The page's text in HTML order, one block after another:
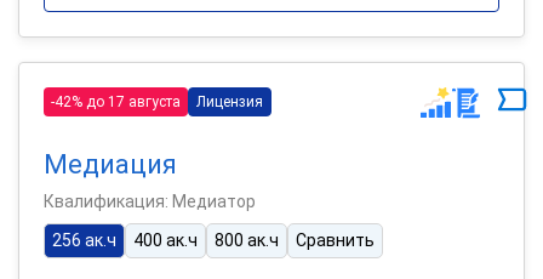
-42% до 17 августа Лицензия
Медиация
Квалификация: Медиатор
256 ак.ч
400 ак.ч 800 ак.ч Сравнить